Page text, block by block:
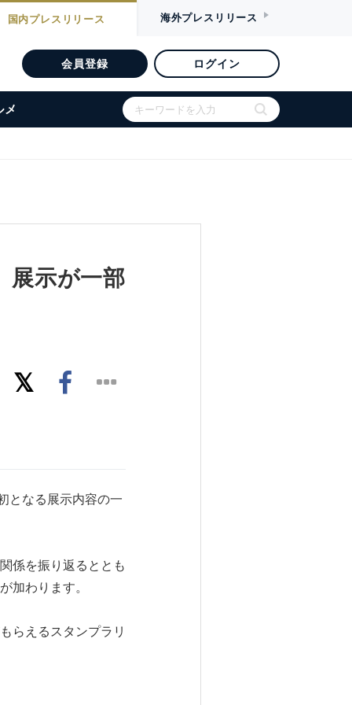
国内プレスリリース 海外プレスリリース
会員登録 ログイン
メ
展示が一部
となる展示内容の一
係を振り返るととも
加わります。
らえるスタンプラリ